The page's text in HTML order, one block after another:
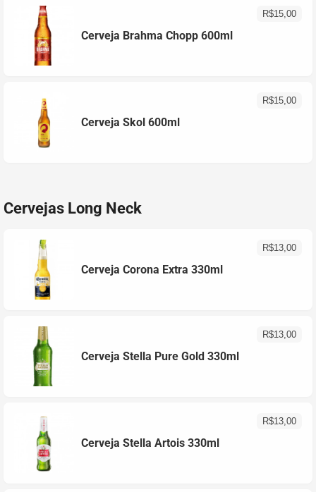
R$15,00
Cerveja Brahma Chopp 600ml
R$15,00
Cerveja Skol 600ml
Cervejas Long Neck
R$13,00
Cerveja Corona Extra 330ml
R$13,00
Cerveja Stella Pure Gold 330ml
R$13,00
Cerveja Stella Artois 330ml